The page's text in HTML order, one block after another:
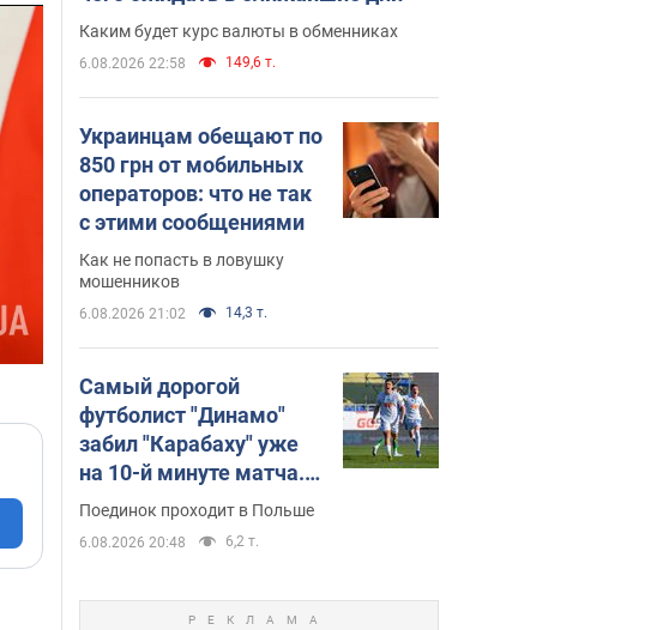
Каким будет курс валюты в обменниках
6.08.2026 22:58 149,6 т.
Украинцам обещают по
850 грн от мобильных
операторов: что не так
с этими сообщениями
Как не попасть в ловушку
мошенников
6.08.2026 21:02 14,3 т.
Самый дорогой
футболист "Динамо"
забил "Карабаху" уже
на 10-й минуте матча.
Видео
Поединок проходит в Польше
6.08.2026 20:48 6,2 т.